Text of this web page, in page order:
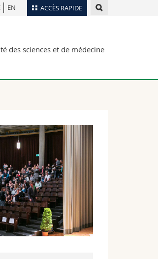
ACCÈS RAPIDE
Plan d'accès
Webmail
EN
des sciences et de médecine